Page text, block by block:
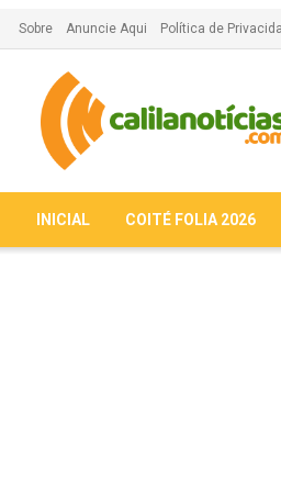
Sobre Anuncie Aqui Política de
INICIAL COITÉ FOLIA 2026